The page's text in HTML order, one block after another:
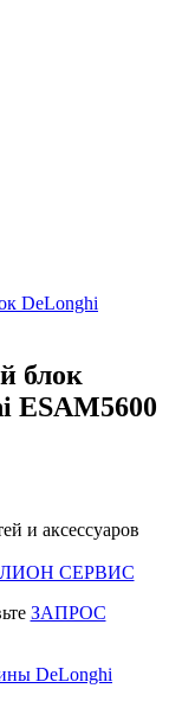
DeLonghi
блок
ESAM5600
и аксессуаров
СЕРВИС
ЗАПРОС